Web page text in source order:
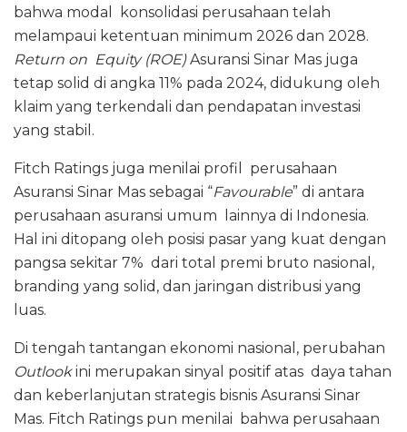
bahwa modal konsolidasi perusahaan telah
melampaui ketentuan minimum 2026 dan 2028.
Return on Equity (ROE)Asuransi Sinar Mas juga
tetap solid di angka 11% pada 2024, didukung oleh
klaim yang terkendali dan pendapatan investasi
yang stabil.
Fitch Ratings juga menilai profil perusahaan
Asuransi Sinar Mas sebagai “Favourable” di antara
perusahaan asuransi umum lainnya di Indonesia.
Hal ini ditopang oleh posisi pasar yang kuat dengan
pangsa sekitar 7% dari total premi bruto nasional,
branding yang solid, dan jaringan distribusi yang
luas.
Di tengah tantangan ekonomi nasional, perubahan
Outlookini merupakan sinyal positif atas daya tahan
dan keberlanjutan strategis bisnis Asuransi Sinar
Mas. Fitch Ratings pun menilai bahwa perusahaan